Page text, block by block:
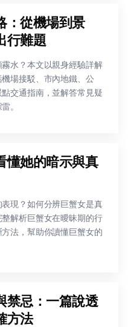
：從機場到景
行難題
水？本文以親身經驗詳解
場接駁、市內地鐵、公
交通指南，並解答常見疑
。
懂她的暗示與真
現？如何分辨巨蟹女是真
解析巨蟹女在曖昧期的行
法，幫助你讀懂巨蟹女的
禁忌：一篇說透
方法